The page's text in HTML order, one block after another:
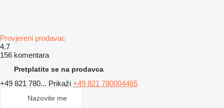
Provjereni prodavac
4.7
156 komentara
Pretplatite se na prodavca
+49 821 780... Prikaži +49 821 780004465
Nazovite me